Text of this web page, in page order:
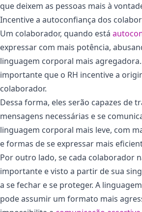
que deixem as pessoas mais à
Incentive a autoconfiança dos
Um colaborador, quando está
expressar com mais potência,
linguagem corporal mais
importante que o RH incentive a
colaborador.
Dessa forma, eles serão capazes de
mensagens necessárias e se
linguagem corporal mais leve, com
e formas de se expressar mais
Por outro lado, se cada colaborador
importante e visto a partir de sua
a se fechar e se proteger. A
pode assumir um formato mais